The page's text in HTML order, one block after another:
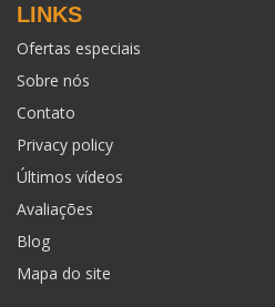
LINKS
Ofertas especiais
Sobre nós
Contato
Privacy policy
Últimos vídeos
Avaliações
Blog
Mapa do site